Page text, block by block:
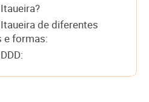
de diferentes
e formas: